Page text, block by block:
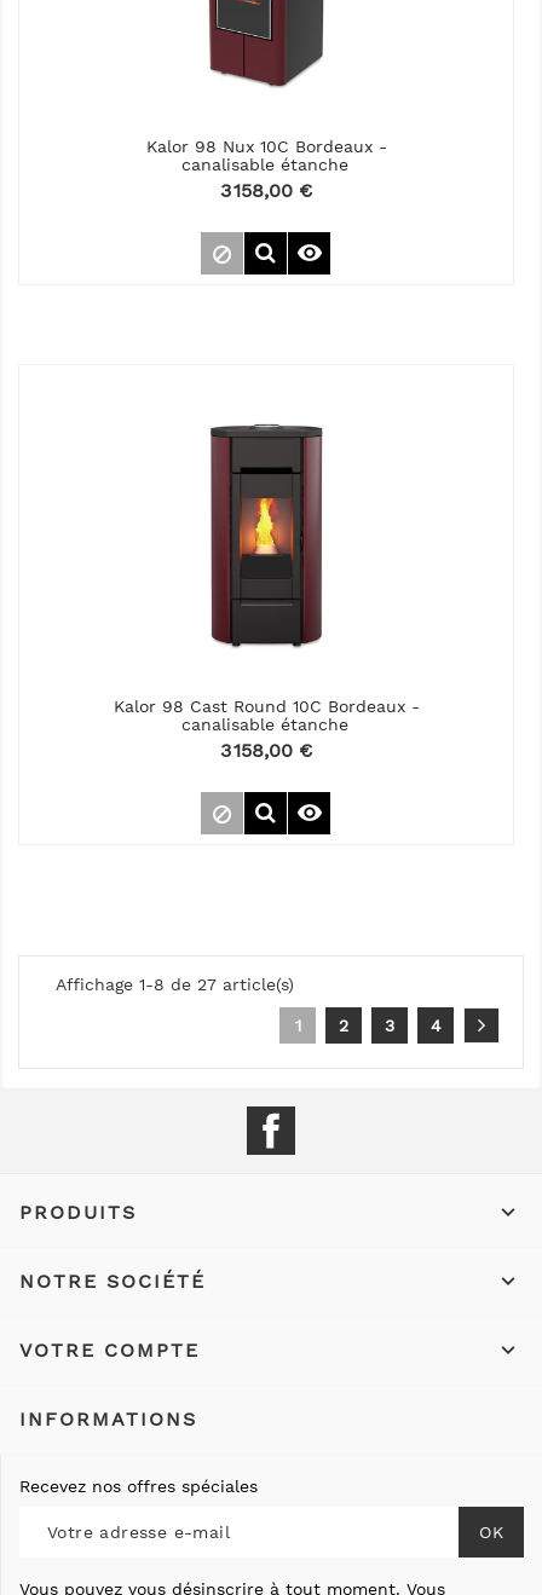
Kalor 98 Nux 10C Bordeaux -
canalisable étanche
Prix
3 158,00 €

Kalor 98 Cast Round 10C Bordeaux -
canalisable étanche
Prix
3 158,00 €

Affichage 1-8 de 27 article(s)
1 2 3 4
PRODUITS 
NOTRE SOCIÉTÉ 
VOTRE COMPTE 
INFORMATIONS
Recevez nos offres spéciales
Vous pouvez vous désinscrire à tout moment. Vous